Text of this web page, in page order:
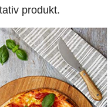
produkt.